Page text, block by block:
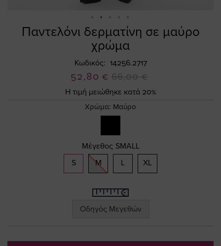
Παντελόνι δερματίνη σε μαύρο
χρώμα
Κωδικός 14256.2717
Ειδική
Τιμή
52,80 € 66,00 €
Η τιμή μειώθηκε κατά 20%
Χρώμα: Μαύρο
Μέγεθος SMALL
S
M L XL
Οδηγός Μεγεθών